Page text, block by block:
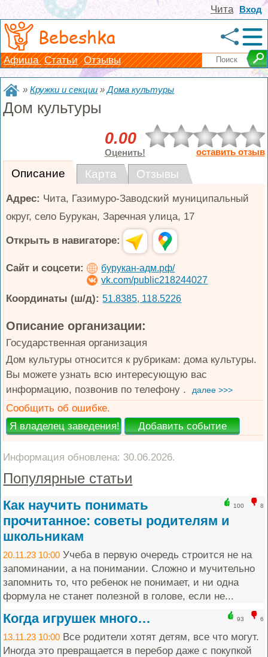
Вход
Чита
Bebeshka
Афиша Статьи Отзывы
»Кружки и секции »Дома культуры
Дом культуры
0.00
Оценить! оставить отзыв
Описание Карта Отзывы
Адрес: Чита, Газимуро-Заводский муниципальный
округ, село Бурукан, Заречная улица, 17
Открыть в навигаторе:
Сайт и соцсети:
бурукан-адм.рф/
vk.com/public218244027
Координаты (ш/д): 51.8385, 118.5226
Описание организации:
Государственная организация
Дом культуры относится к рубрикам: дома культуры.
Вы можете узнать всю интересующую вас
информацию, позвонив по телефону .
далее >>>
Сообщить об ошибке.
Информация обновлена: 30.06.2026.
Популярные статьи
100 8
Как научить понимать
прочитанное: советы родителям и
школьникам
20.11.23 10:00 Учеба в первую очередь строится не на
запоминании, а на понимании. Сложно и мучительно
запомнить то, что ребенок не понимает, и ни одна
формула не станет полезной в голове, если не...
93 6
Когда игрушек много…
13.11.23 10:00 Все родители хотят детям, все что могут.
Иногда это превращается в перебор даже с покупкой